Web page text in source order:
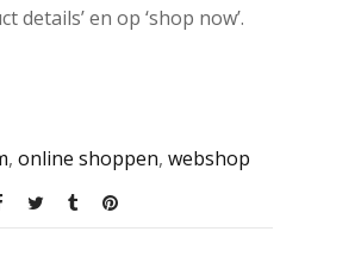
details’ en op ‘shop now’.
, online shoppen, webshop